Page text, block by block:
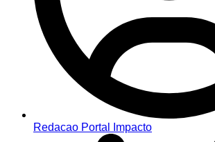
Redacao Portal Impacto